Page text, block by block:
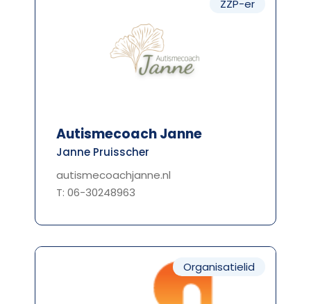
ZZP-er
Autismecoach Janne
Janne Pruisscher
autismecoachjanne.nl
T: 06-30248963
Organisatielid